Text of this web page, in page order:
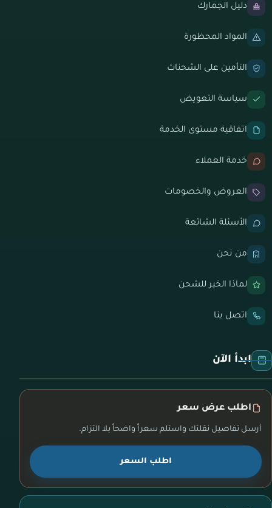
دليل الجمارك
المواد المحظورة
التأمين على الشحنات
سياسة التعويض
اتفاقية مستوى الخدمة
خدمة العملاء
العروض والخصومات
الأسئلة الشائعة
من نحن
لماذا الخير للشحن
اتصل بنا
ابدأ الآن
اطلب عرض سعر
أرسل تفاصيل نقلتك واستلم سعراً واضحاً بلا التزام.
اطلب السعر